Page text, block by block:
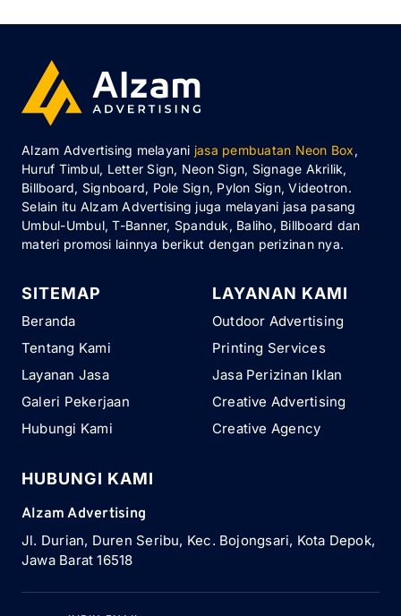
Alzam Advertising melayani jasa pembuatan Neon Box,
Huruf Timbul, Letter Sign, Neon Sign, Signage Akrilik,
Billboard, Signboard, Pole Sign, Pylon Sign, Videotron.
Selain itu Alzam Advertising juga melayani jasa pasang
Umbul-Umbul, T-Banner, Spanduk, Baliho, Billboard dan
materi promosi lainnya berikut dengan perizinan nya.
SITEMAP
Beranda
Tentang Kami
Layanan Jasa
Galeri Pekerjaan
Hubungi Kami
LAYANAN KAMI
Outdoor Advertising
Printing Services
Jasa Perizinan Iklan
Creative Advertising
Creative Agency
HUBUNGI KAMI
Alzam Advertising
Jl. Durian, Duren Seribu, Kec. Bojongsari, Kota Depok,
Jawa Barat 16518